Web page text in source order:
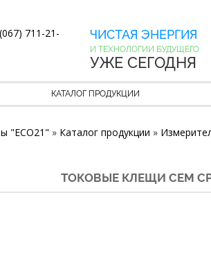
711-21-
ЧИСТАЯ ЭНЕРГИЯ
И ТЕХНОЛОГИИ БУДУЩЕГО
УЖЕ СЕГОДНЯ
КАТАЛОГ ПРОДУКЦИИ
"ECO21" » Каталог продукции »
ТОКОВЫЕ КЛЕЩИ CEM